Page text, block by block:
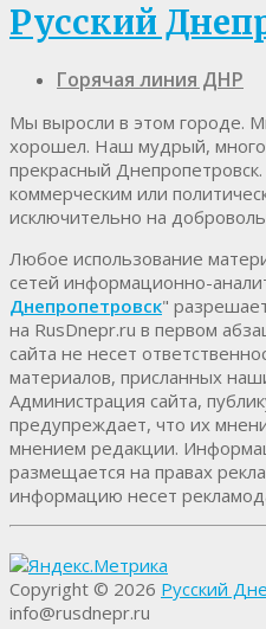
Русский
Горячая линия ДНР
Мы выросли в этом городе.
хорошел. Наш мудрый,
прекрасный Днепропетровск.
коммерческим или
исключительно на
Любое использование
сетей информационно-
Днепропетровск"
на RusDnepr.ru в первом
сайта не несет
материалов, присланных
Администрация сайта,
предупреждает, что их
мнением редакции.
размещается на правах
информацию несет
Copyright © 2026 Русский
info@rusdnepr.ru